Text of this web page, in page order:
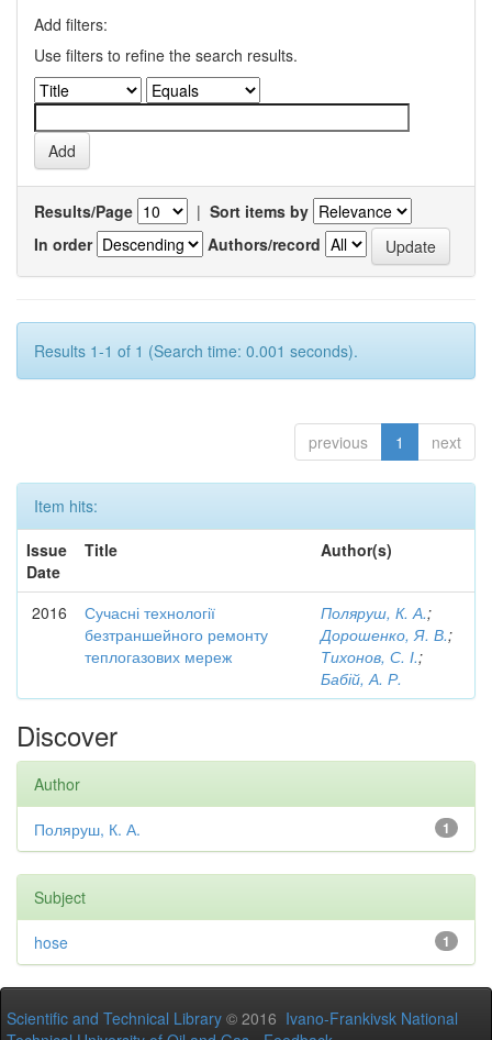
Add filters:
Use filters to refine the search results.
Results/Page | Sort items by
In order
Authors/record
Results 1-1 of 1 (Search time: 0.001 seconds).
previous 1 next
Item hits:
Issue
Date
Title Author(s)
2016
Сучасні технології
безтраншейного ремонту
теплогазових мереж
Поляруш, К. А.;
Дорошенко, Я. В.;
Тихонов, С. І.;
Бабій, А. Р.
Discover
Author
1
Поляруш, К. А.
Subject
1
hose
Scientific and Technical Library © 2016 Ivano-Frankivsk National